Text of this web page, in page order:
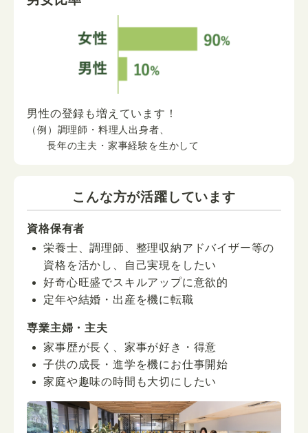
男性の登録も増えています！
（例）調理師・料理人出身者、
長年の主夫・家事経験を生かして
こんな方が活躍しています
資格保有者
栄養士、調理師、整理収納アドバイザー等の
資格を活かし、自己実現をしたい
好奇心旺盛でスキルアップに意欲的
定年や結婚・出産を機に転職
専業主婦・主夫
家事歴が長く、家事が好き・得意
子供の成長・進学を機にお仕事開始
家庭や趣味の時間も大切にしたい